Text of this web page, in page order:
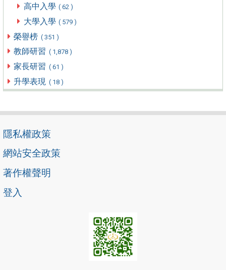
高中入學 ( 62 )
大學入學 ( 579 )
榮譽榜 ( 351 )
教師研習 ( 1,878 )
家長研習 ( 61 )
升學表現 ( 18 )
隱私權政策
網站安全政策
著作權聲明
登入